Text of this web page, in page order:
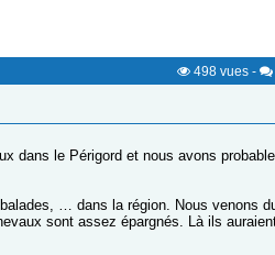
498 vues -
dans le Périgord et nous avons
… dans la région. Nous venons
sont assez épargnés. Là ils